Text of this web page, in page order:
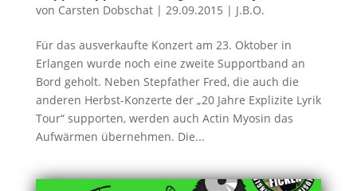
von Carsten Dobschat| 29.09.2015 | J.B.O.
Für das ausverkaufte Konzert am 23. Oktober in
Erlangen wurde noch eine zweite Supportband an
Bord geholt. Neben Stepfather Fred, die auch die
anderen Herbst-Konzerte der „20 Jahre Explizite Lyrik
Tour“ supporten, werden auch Actin Myosin das
Aufwärmen übernehmen. Die...